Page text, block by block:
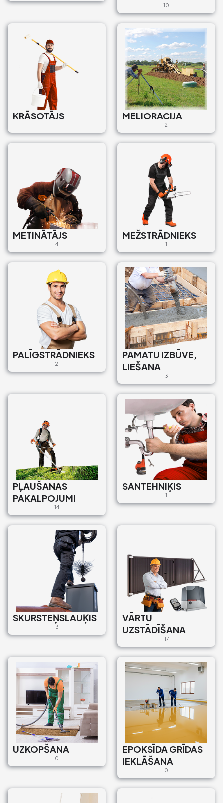
Bruģēšanas darbi
Cukura iela 26, Liepāja, LV-
10
KRĀSOTĀJS
1
MELIORACIJA
2
METINĀTĀJS
4
MEŽSTRĀDNIEKS
1
PALĪGSTRĀDNIEKS
2
PAMATU IZBŪVE,
LIEŠANA
3
PĻAUŠANAS
PAKALPOJUMI
14
SANTEHNIĶIS
1
SKURSTEŅSLAUĶIS
3
VĀRTU
UZSTĀDĪŠANA
17
UZKOPŠANA
0
EPOKSĪDA GRĪDAS
IEKLĀŠANA
0